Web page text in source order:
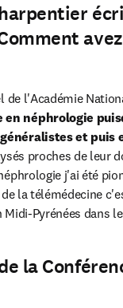
l'Académie
néphrologie
et puis
proches de leur
j'ai été
la télémédecine
Pyrénées dans
la